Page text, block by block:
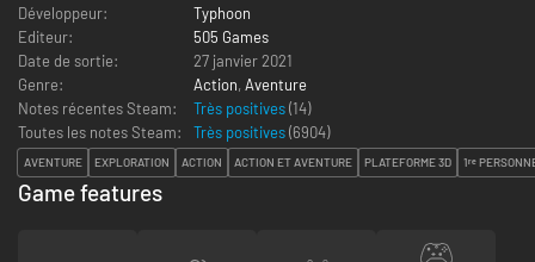
Développeur:
Typhoon
Editeur:
505 Games
Date de sortie:
27 janvier 2021
Genre:
Action, Aventure
Notes récentes Steam:
Très positives(14)
Toutes les notes Steam:
Très positives(6904)
AVENTURE EXPLORATION ACTION ACTION ET AVENTURE PLATEFORME 3D 1ʳᵉ
Game features